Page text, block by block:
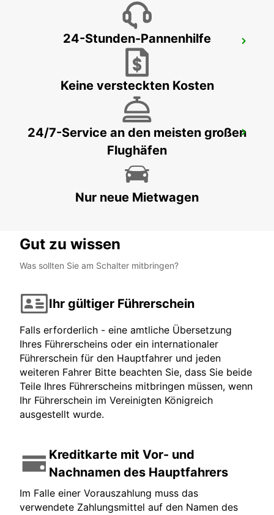
CARENTAN
RENNER FLUGHAFEN
SAINT JACQUES DE LA LANDE - FRANCE
24-Stunden-Pannenhilfe
Keine versteckten Kosten
24/7-Service an den meisten großen
Flughäfen
Nur neue Mietwagen
Gut zu wissen
Was sollten Sie am Schalter mitbringen?
Ihr gültiger Führerschein
Falls erforderlich - eine amtliche Übersetzung
Ihres Führerscheins oder ein internationaler
Führerschein für den Hauptfahrer und jeden
weiteren Fahrer Bitte beachten Sie, dass Sie beide
Teile Ihres Führerscheins mitbringen müssen, wenn
Ihr Führerschein im Vereinigten Königreich
ausgestellt wurde.
Kreditkarte mit Vor- und
Nachnamen des Hauptfahrers
Im Falle einer Vorauszahlung muss das
verwendete Zahlungsmittel auf den Namen des